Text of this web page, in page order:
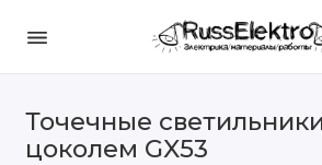
Точечные
цоколем GX53